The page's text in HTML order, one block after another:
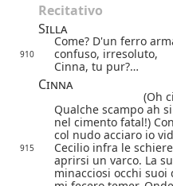
Recitativo
Silla
Come? D'un ferro
910
confuso, irresoluto,
Cinna, tu pur?…
Cinna
(Oh
Qualche scampo ah
nel cimento fatal!)
col nudo acciaro io
915
Cecilio infra le schiere
aprirsi un varco. La
minacciosi occhi